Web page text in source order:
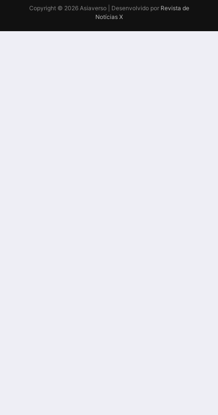
Copyright © 2026 Asiaverso | Desenvolvido por Revista de
Notícias X